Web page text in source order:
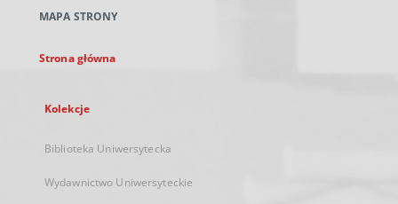
karcie
MAPA STRONY
Strona główna
Kolekcje
Biblioteka Uniwersytecka
Wydawnictwo Uniwersyteckie